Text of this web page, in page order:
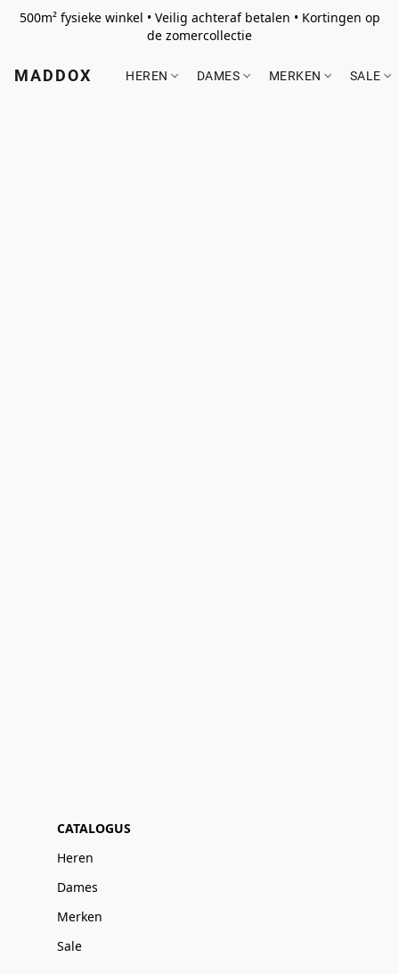
500m² fysieke winkel • Veilig achteraf betalen • Kortingen op
de zomercollectie
MADDOX HEREN DAMES MERKEN SALE
CATALOGUS
Heren
Dames
Merken
Sale